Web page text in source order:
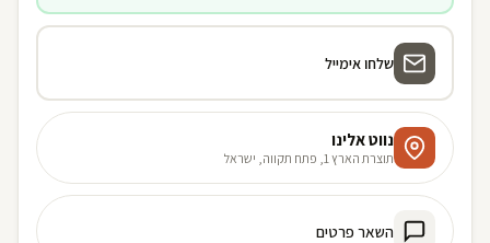
שלחו אימייל
נווט אלינו
תוצרת הארץ 1, פתח תקווה, ישראל
השאר פרטים